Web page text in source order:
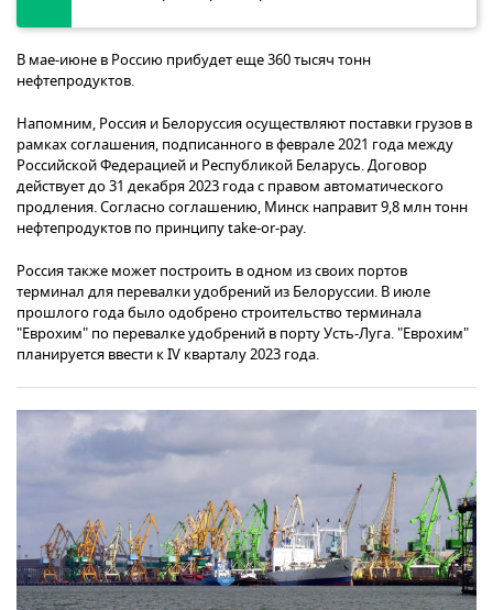
В мае-июне в Россию прибудет еще 360 тысяч тонн
нефтепродуктов.
Напомним, Россия и Белоруссия осуществляют поставки грузов в
рамках соглашения, подписанного в феврале 2021 года между
Российской Федерацией и Республикой Беларусь. Договор
действует до 31 декабря 2023 года с правом автоматического
продления. Согласно соглашению, Минск направит 9,8 млн тонн
нефтепродуктов по принципу take-or-pay.
Россия также может построить в одном из своих портов
терминал для перевалки удобрений из Белоруссии. В июле
прошлого года было одобрено строительство терминала
"Еврохим" по перевалке удобрений в порту Усть-Луга. "Еврохим"
планируется ввести к IV кварталу 2023 года.